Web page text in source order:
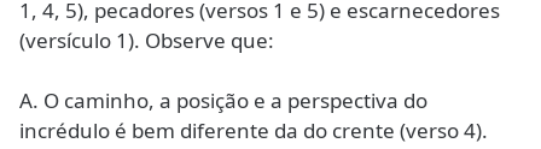
1, 4, 5), pecadores (versos 1 e 5) e escarnecedores
(versículo 1). Observe que:
A. O caminho, a posição e a perspectiva do
incrédulo é bem diferente da do crente (verso 4).